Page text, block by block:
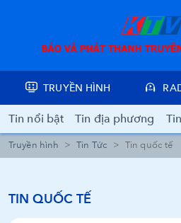
TRUYỀN HÌNH
Tin nổi bật Tin địa phương
Truyền hình Tin Tức Tin quốc tế
TIN QUỐC TẾ